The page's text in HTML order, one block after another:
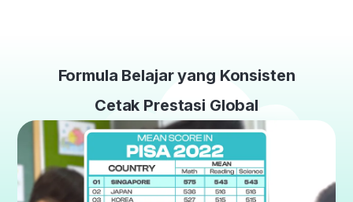
Formula Belajar yang Konsisten
Cetak Prestasi Global